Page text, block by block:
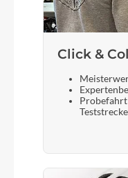
KTM
Shimano
Click &
Teststrecke